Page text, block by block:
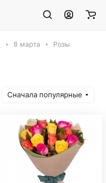
8 марта Розы
Сначала популярные